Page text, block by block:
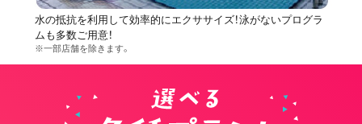
水の抵抗を利用して効率的にエクササイズ！泳がないプログラ
ムも多数ご用意！
※一部店舗を除きます。